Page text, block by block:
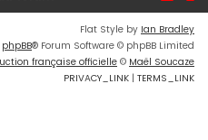
Flat Style by Ian Bradley
phpBB® Forum Software © phpBB Limited
française officielle © Maël Soucaze
PRIVACY_LINK | TERMS_LINK